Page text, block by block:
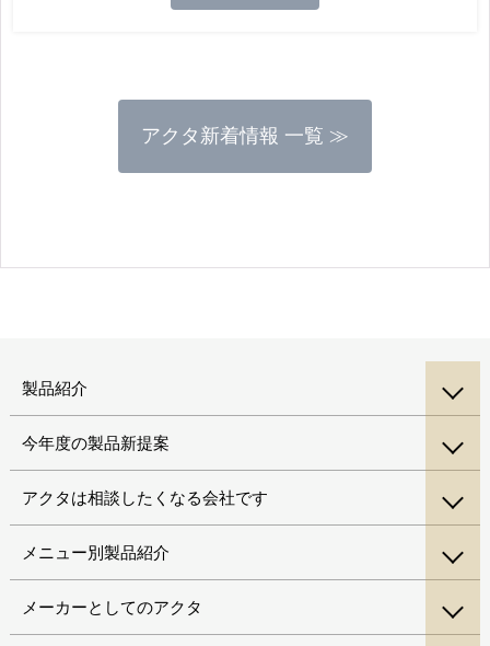
アクタ新着情報 一覧 ≫
製品紹介
今年度の製品新提案
アクタは相談したくなる会社です
メニュー別製品紹介
メーカーとしてのアクタ